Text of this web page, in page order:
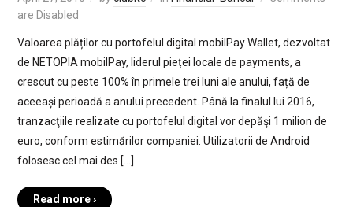
are Disabled
Valoarea plăților cu portofelul digital mobilPay Wallet, dezvoltat
de NETOPIA mobilPay, liderul pieței locale de payments, a
crescut cu peste 100% în primele trei luni ale anului, față de
aceeași perioadă a anului precedent. Până la finalul lui 2016,
tranzacţiile realizate cu portofelul digital vor depăşi 1 milion de
euro, conform estimărilor companiei. Utilizatorii de Android
folosesc cel mai des […]
Read more ›